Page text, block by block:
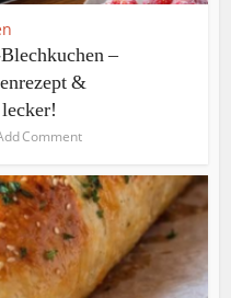
–
&
Comment